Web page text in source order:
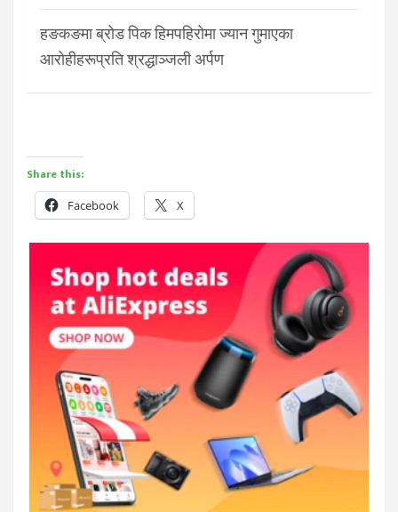
हङकङमा ब्रोड पिक हिमपहिरोमा ज्यान गुमाएका
आरोहीहरूप्रति श्रद्धाञ्जली अर्पण
Share this:
Facebook X